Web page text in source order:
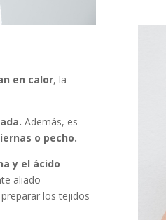
en calor, la
Además, es
o pecho.
y el ácido
aliado
los tejidos